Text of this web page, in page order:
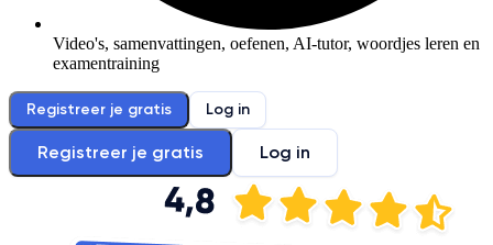
Video's, samenvattingen, oefenen, AI-tutor, woordjes leren en
examentraining
Registreer je gratis Log in
Registreer je gratis Log in